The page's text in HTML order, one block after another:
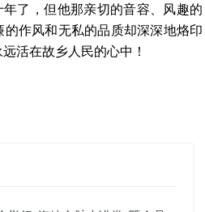
了，但他那亲切的音容、风趣的
作风和无私的品质却深深地烙印
活在故乡人民的心中！